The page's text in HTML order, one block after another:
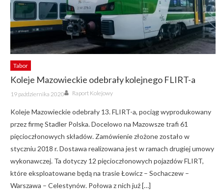
Tabor
Koleje Mazowieckie odebrały kolejnego FLIRT-a
Posted
on
19 października 2020 Author
Raport Kolejowy
Koleje Mazowieckie odebrały 13. FLIRT-a, pociąg wyprodukowany
przez firmę Stadler Polska. Docelowo na Mazowsze trafi 61
pięcioczłonowych składów. Zamówienie złożone zostało w
styczniu 2018 r. Dostawa realizowana jest w ramach drugiej umowy
wykonawczej. Ta dotyczy 12 pięcioczłonowych pojazdów FLIRT,
które eksploatowane będą na trasie Łowicz – Sochaczew –
Warszawa – Celestynów. Połowa z nich już […]